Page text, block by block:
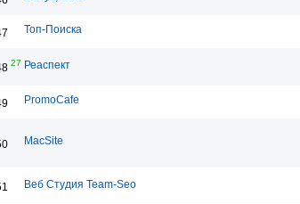
Топ-Поиска
27 Реаспект
PromoCafe
MacSite
Веб Студия Team-Seo